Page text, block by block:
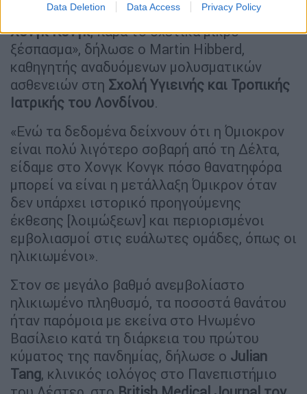
Data Deletion Data Access Privacy Policy
«Υπήρξε μεγάλος αριθμός θανάτων στο
Χονγκ Κονγκ, παρά το σχετικά μικρό
ξέσπασμα», δήλωσε ο Martin Hibberd,
καθηγητής αναδυόμενων μολυσματικών
ασθενειών στη Σχολή Υγιεινής και Τροπικής
Ιατρικής του Λονδίνου.
«Ενώ τα δεδομένα δείχνουν ότι η Όμιοκρον
είναι πολύ λιγότερο σοβαρή από τη Δέλτα,
είδαμε στο Χονγκ Κονγκ πόσο θανατηφόρα
μπορεί να είναι η μετάλλαξη Όμικρον όταν
δεν υπάρχει ιστορικό προηγούμενης
έκθεσης [λοιμώξεων] και περιορισμένοι
εμβολιασμοί στις ευάλωτες ομάδες, όπως οι
ηλικιωμένοι».
Στον σε μεγάλο βαθμό ανεμβολίαστο
ηλικιωμένο πληθυσμό, τα ποσοστά θανάτου
ήταν παρόμοια με εκείνα στο Ηνωμένο
Βασίλειο κατά τη διάρκεια του πρώτου
κύματος της πανδημίας, δήλωσε ο Julian
Tang, κλινικός ιολόγος στο Πανεπιστήμιο